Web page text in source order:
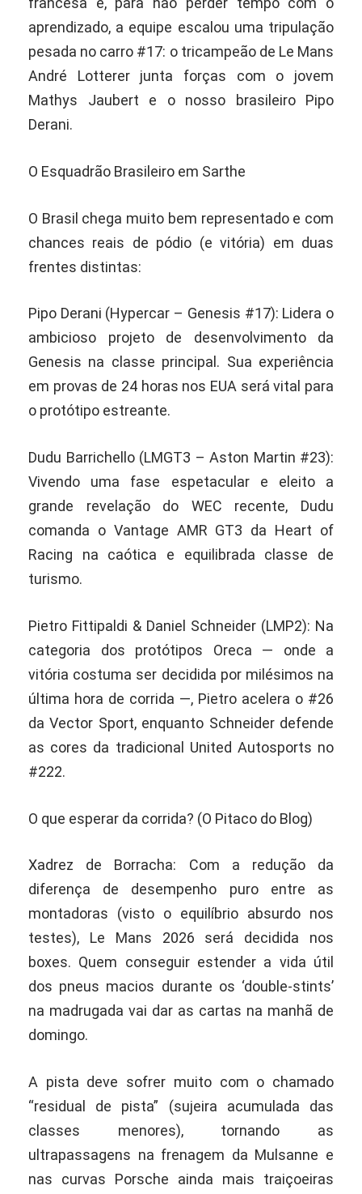
aprendizado, a equipe escalou uma tripulação
pesada no carro #17: o tricampeão de Le Mans
André Lotterer junta forças com o jovem
Mathys Jaubert e o nosso brasileiro Pipo
Derani.
O Esquadrão Brasileiro em Sarthe
O Brasil chega muito bem representado e com
chances reais de pódio (e vitória) em duas
frentes distintas:
Pipo Derani (Hypercar – Genesis #17): Lidera o
ambicioso projeto de desenvolvimento da
Genesis na classe principal. Sua experiência
em provas de 24 horas nos EUA será vital para
o protótipo estreante.
Dudu Barrichello (LMGT3 – Aston Martin #23):
Vivendo uma fase espetacular e eleito a
grande revelação do WEC recente, Dudu
comanda o Vantage AMR GT3 da Heart of
Racing na caótica e equilibrada classe de
turismo.
Pietro Fittipaldi & Daniel Schneider (LMP2): Na
categoria dos protótipos Oreca — onde a
vitória costuma ser decidida por milésimos na
última hora de corrida —, Pietro acelera o #26
da Vector Sport, enquanto Schneider defende
as cores da tradicional United Autosports no
#222.
O que esperar da corrida? (O Pitaco do Blog)
Xadrez de Borracha: Com a redução da
diferença de desempenho puro entre as
montadoras (visto o equilíbrio absurdo nos
testes), Le Mans 2026 será decidida nos
boxes. Quem conseguir estender a vida útil
dos pneus macios durante os ‘double-stints’
na madrugada vai dar as cartas na manhã de
domingo.
A pista deve sofrer muito com o chamado
“residual de pista” (sujeira acumulada das
classes menores), tornando as
ultrapassagens na frenagem da Mulsanne e
nas curvas Porsche ainda mais traiçoeiras